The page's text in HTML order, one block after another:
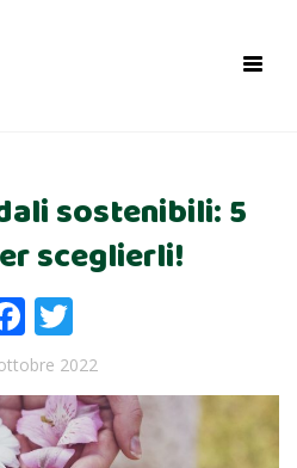
sostenibili: 5
sceglierli!
Facebook
2022